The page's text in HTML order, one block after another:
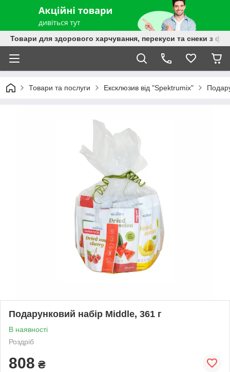
Товари для здорового харчування, перекуси та снеки з
Товари та послуги Ексклюзив від "Spektrumix"
Подарунковий набір Middle, 361 г
В наявності
Роздріб
808 ₴